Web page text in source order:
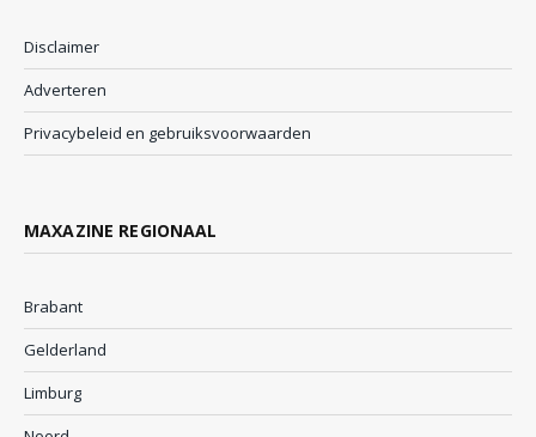
Disclaimer
Adverteren
Privacybeleid en gebruiksvoorwaarden
MAXAZINE REGIONAAL
Brabant
Gelderland
Limburg